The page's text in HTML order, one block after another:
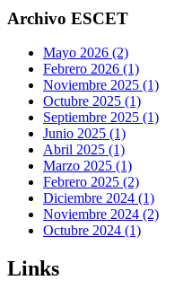
Archivo ESCET
Mayo 2026 (2)
Febrero 2026 (1)
Noviembre 2025 (1)
Octubre 2025 (1)
Septiembre 2025 (1)
Junio 2025 (1)
Abril 2025 (1)
Marzo 2025 (1)
Febrero 2025 (2)
Diciembre 2024 (1)
Noviembre 2024 (2)
Octubre 2024 (1)
Links